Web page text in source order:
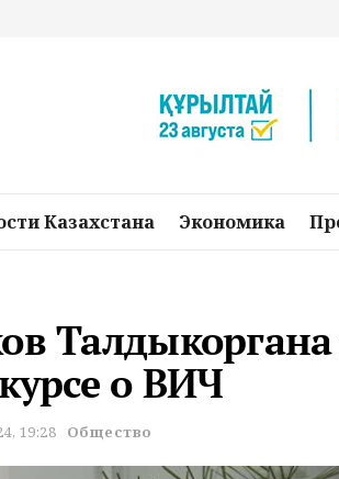
Казахстана Экономика
о ВИЧ
19:28 Общество